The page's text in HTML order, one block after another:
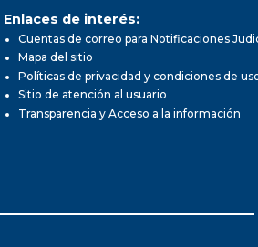
Enlaces de interés:
Cuentas de correo para Notificaciones
Mapa del sitio
Políticas de privacidad y condiciones de
Sitio de atención al usuario
Transparencia y Acceso a la información